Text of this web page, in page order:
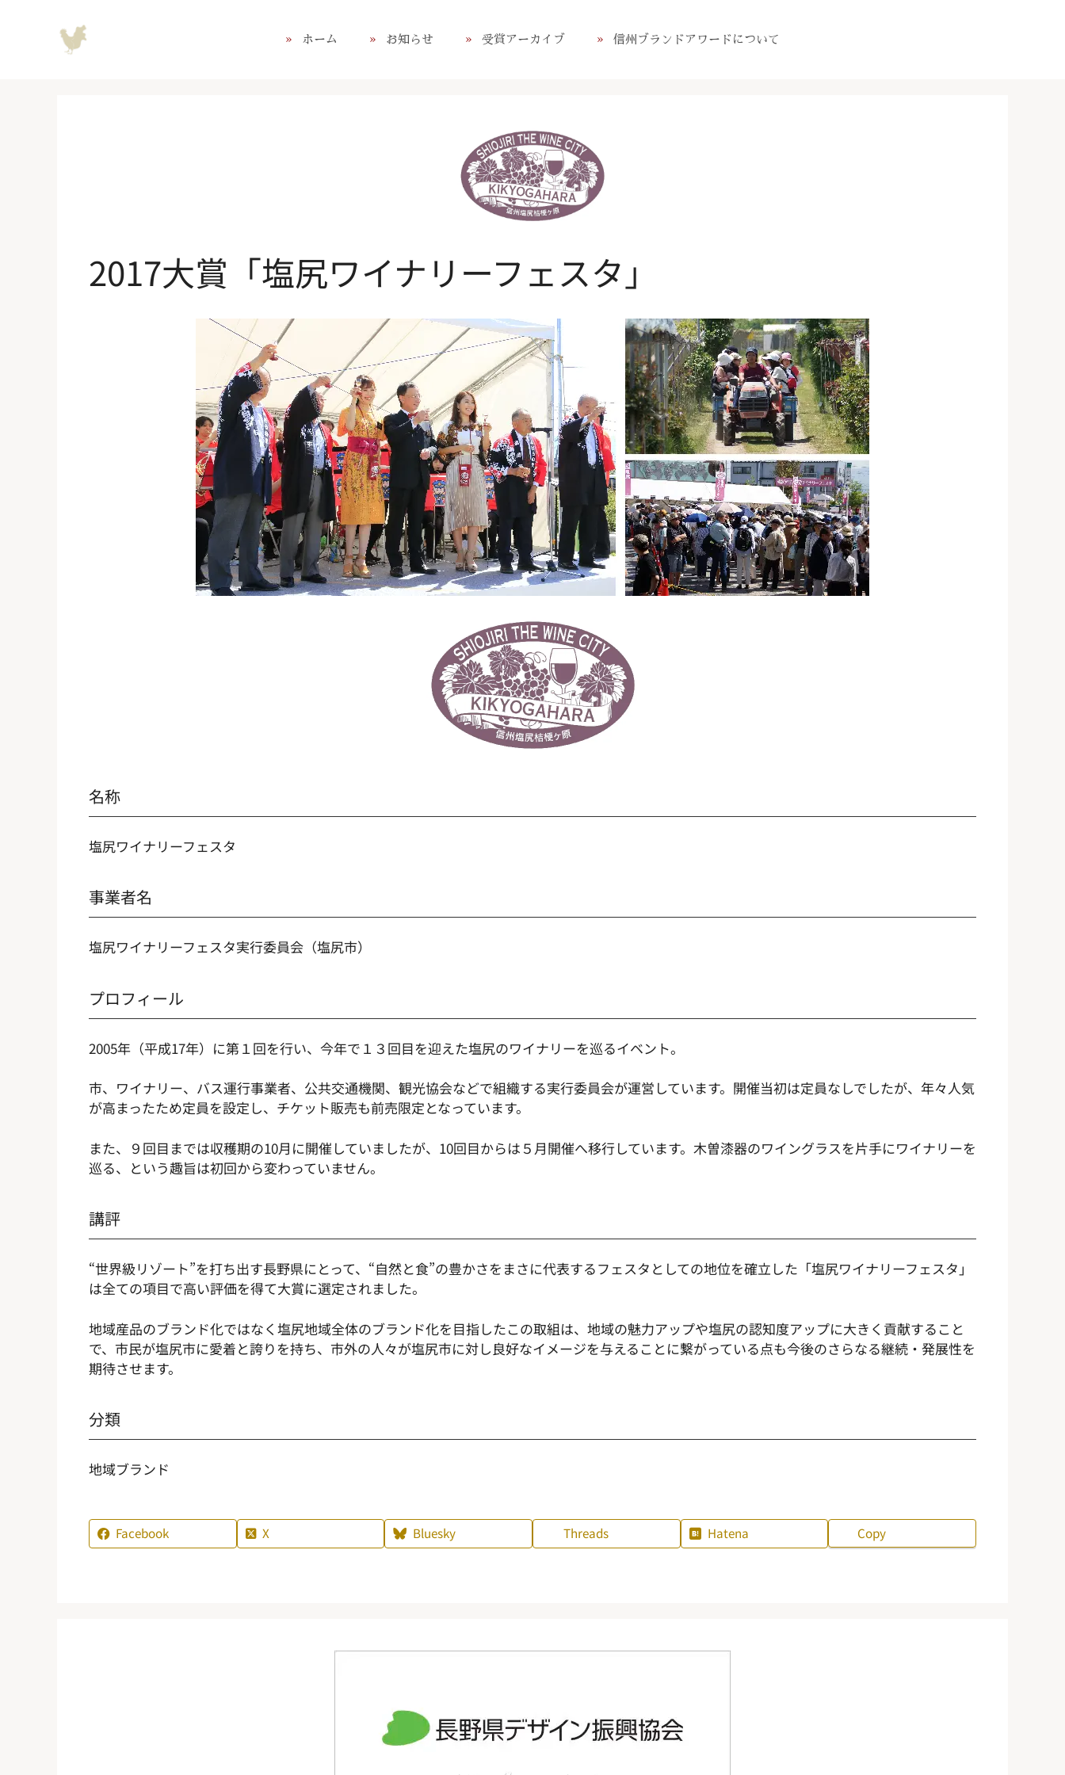
ホーム お知らせ 受賞アーカイブ 信州ブランドアワードについて
2017大賞「塩尻ワイナリーフェスタ」
名称
塩尻ワイナリーフェスタ
事業者名
塩尻ワイナリーフェスタ実行委員会（塩尻市）
プロフィール
2005年（平成17年）に第１回を行い、今年で１３回目を迎えた塩尻のワイナリーを巡るイベント。
市、ワイナリー、バス運行事業者、公共交通機関、観光協会などで組織する実行委員会が運営しています。開催当初は定員なしでしたが、年々人気
が高まったため定員を設定し、チケット販売も前売限定となっています。
また、９回目までは収穫期の10月に開催していましたが、10回目からは５月開催へ移行しています。木曽漆器のワイングラスを片手にワイナリーを
巡る、という趣旨は初回から変わっていません。
講評
“世界級リゾート”を打ち出す長野県にとって、“自然と食”の豊かさをまさに代表するフェスタとしての地位を確立した「塩尻ワイナリーフェスタ」
は全ての項目で高い評価を得て大賞に選定されました。
地域産品のブランド化ではなく塩尻地域全体のブランド化を目指したこの取組は、地域の魅力アップや塩尻の認知度アップに大きく貢献すること
で、市民が塩尻市に愛着と誇りを持ち、市外の人々が塩尻市に対し良好なイメージを与えることに繋がっている点も今後のさらなる継続・発展性を
期待させます。
分類
地域ブランド
Facebook X Bluesky Threads Hatena Copy